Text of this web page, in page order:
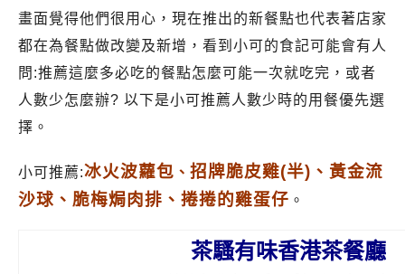
畫面覺得他們很用心，現在推出的新餐點也代表著店家
都在為餐點做改變及新增，看到小可的食記可能會有人
問:推薦這麼多必吃的餐點怎麼可能一次就吃完，或者
人數少怎麼辦? 以下是小可推薦人數少時的用餐優先選
擇。
小可推薦:冰火波蘿包 、 招牌脆皮雞(半)、 黃金流
沙球、 脆梅焗肉排、 捲捲的雞蛋仔 。
茶騷有味香港茶餐廳